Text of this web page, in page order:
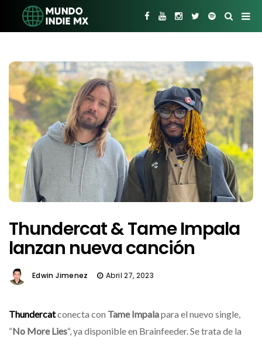
Thundercat & Tame Impala
lanzan nueva canción
Edwin Jimenez Abril 27, 2023
Thundercatconecta con Tame Impalapara el nuevo single,
“No More Lies“, ya disponible en Brainfeeder. Se trata de la